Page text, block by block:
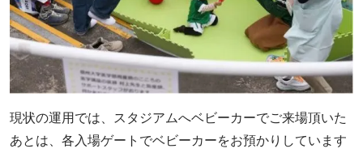
現状の運用では、スタジアムへベビーカーでご来場頂いた
あとは、各入場ゲートでベビーカーをお預かりしています